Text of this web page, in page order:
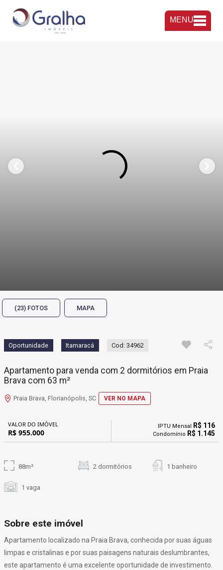
MENU
(23) FOTOS MAPA
Oportunidade Itamaracá Cod: 34962
Apartamento para venda com 2 dormitórios em Praia
Brava com 63 m²
Praia Brava, Florianópolis, SC VER NO MAPA
VALOR DO IMÓVEL
R$ 955.000
IPTU Mensal R$ 116
Condomínio R$ 1.145
88m² 2 dormitórios 1 banheiro
1 vaga
Sobre este imóvel
Apartamento localizado na Praia Brava, conhecida por suas águas
limpas e cristalinas e por suas paisagens naturais deslumbrantes,
este apartamento é uma excelente oportunidade de investimento.